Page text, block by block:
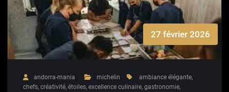
27 février 2026
andorra-mania michelin ambiance élégante,
chefs, créativité, étoiles, excellence culinaire, gastronomie,